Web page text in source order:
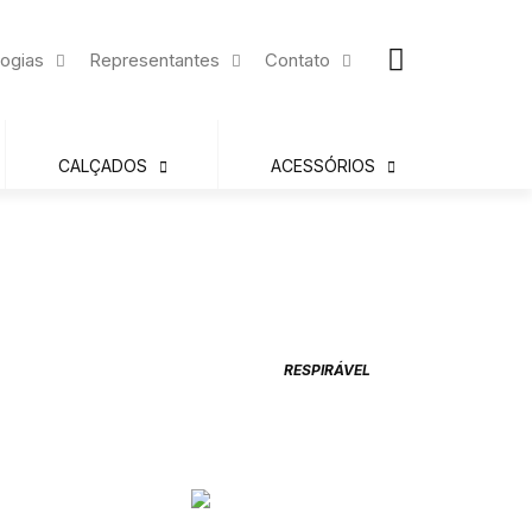
Representantes Contato
CALÇADOS ACESSÓRIOS
RESPIRÁVEL